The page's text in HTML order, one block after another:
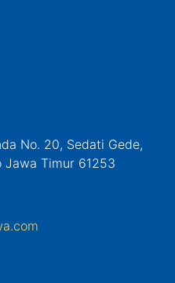
No. 20, Sedati Gede,
Jawa Timur 61253